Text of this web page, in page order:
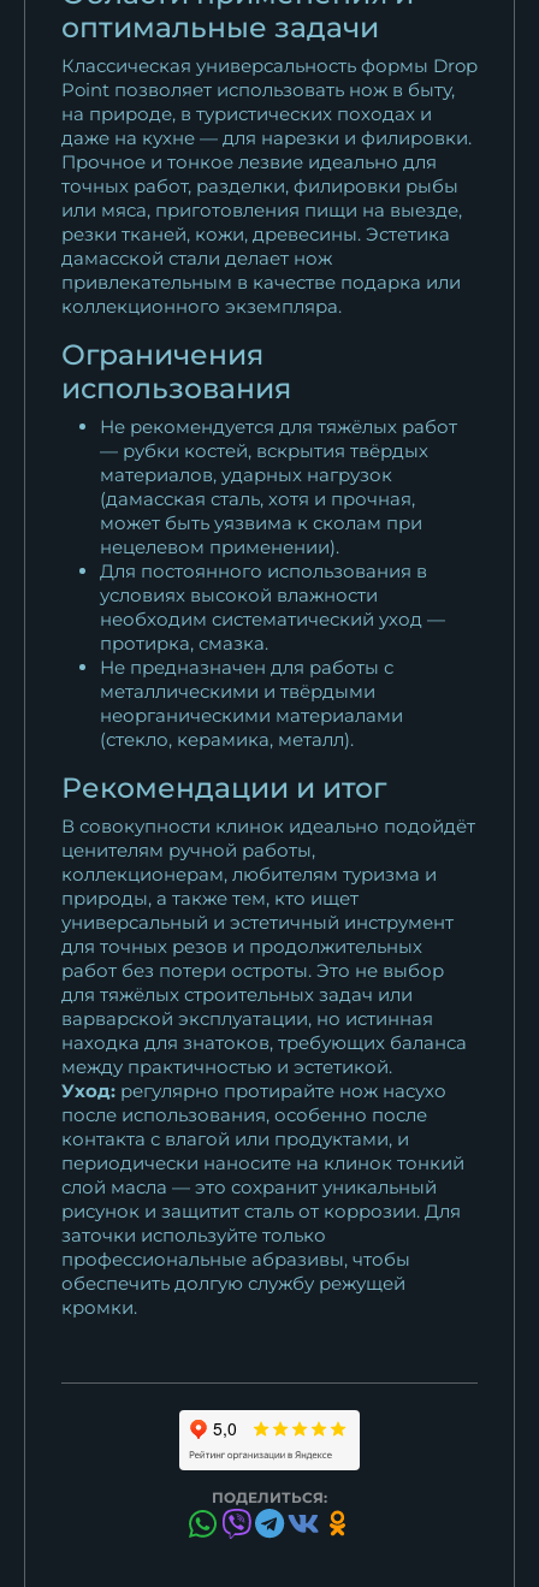
оптимальные задачи
Классическая универсальность формы Drop
Point позволяет использовать нож в быту,
на природе, в туристических походах и
даже на кухне — для нарезки и филировки.
Прочное и тонкое лезвие идеально для
точных работ, разделки, филировки рыбы
или мяса, приготовления пищи на выезде,
резки тканей, кожи, древесины. Эстетика
дамасской стали делает нож
привлекательным в качестве подарка или
коллекционного экземпляра.
Ограничения
использования
Не рекомендуется для тяжёлых работ
— рубки костей, вскрытия твёрдых
материалов, ударных нагрузок
(дамасская сталь, хотя и прочная,
может быть уязвима к сколам при
нецелевом применении).
Для постоянного использования в
условиях высокой влажности
необходим систематический уход —
протирка, смазка.
Не предназначен для работы с
металлическими и твёрдыми
неорганическими материалами
(стекло, керамика, металл).
Рекомендации и итог
В совокупности клинок идеально подойдёт
ценителям ручной работы,
коллекционерам, любителям туризма и
природы, а также тем, кто ищет
универсальный и эстетичный инструмент
для точных резов и продолжительных
работ без потери остроты. Это не выбор
для тяжёлых строительных задач или
варварской эксплуатации, но истинная
находка для знатоков, требующих баланса
между практичностью и эстетикой.
Уход: регулярно протирайте нож насухо
после использования, особенно после
контакта с влагой или продуктами, и
периодически наносите на клинок тонкий
слой масла — это сохранит уникальный
рисунок и защитит сталь от коррозии. Для
заточки используйте только
профессиональные абразивы, чтобы
обеспечить долгую службу режущей
кромки.
ПОДЕЛИТЬСЯ: